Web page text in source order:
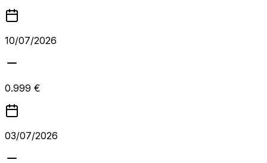
10/07/2026
0.999 €
03/07/2026